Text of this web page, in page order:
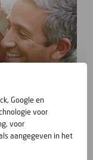
Google en
voor
voor
aangegeven in het